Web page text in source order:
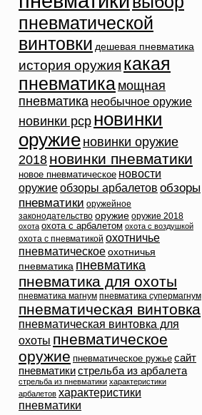
пневматической
винтовки дешевая пневматика
история оружия какая
пневматика мощная
пневматика необычное оружие
новинки pcp новинки
оружие новинки оружие
2018 новинки пневматики
новое пневматическое новости
оружиеобзоры арбалетов обзоры
пневматики оружейное
законодательство оружие оружие 2018
охота охота с арбалетом охота с воздушкой
охота с пневматикой охотничье
пневматическое охотничья
пневматика пневматика
пневматика для охоты
пневматика магнум пневматика супермагнум
пневматическая винтовка
пневматическая винтовка для
охоты пневматическое
оружие пневматическое ружье сайт
пневматикистрельба из арбалета
стрельба из пневматики характеристики
арбалетов характеристики
пневматики